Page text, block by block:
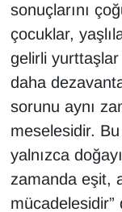
sonuçlarını
çocuklar,
gelirli
daha
sorunu aynı
meselesidir.
yalnızca
zamanda eşit,
mücadelesidir”